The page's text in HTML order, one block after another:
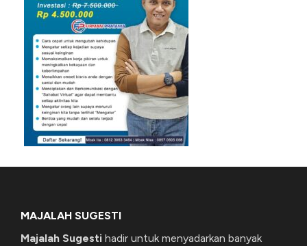
MAJALAH SUGESTI
Majalah Sugesti hadir untuk menyadarkan banyak